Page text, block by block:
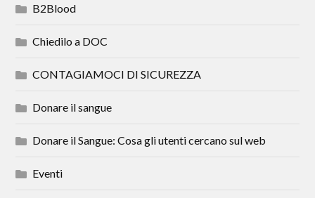
B2Blood
Chiedilo a DOC
CONTAGIAMOCI DI SICUREZZA
Donare il sangue
Donare il Sangue: Cosa gli utenti cercano sul web
Eventi